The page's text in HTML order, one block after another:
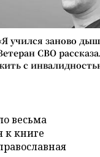
учился заново
СВО
с
весьма
к книге